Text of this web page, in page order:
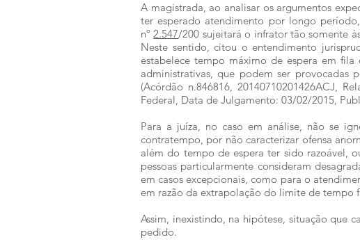
A magistrada, ao analisar os argumentos
ter esperado atendimento por longo
nº2.547/200 sujeitará o infrator tão somente
Neste sentido, citou o entendimento
estabelece tempo máximo de espera em
administrativas, que podem ser provocadas
(Acórdão n.846816, 20140710201426ACJ,
Federal, Data de Julgamento: 03/02/2015,
Para a juíza, no caso em análise, não se
contratempo, por não caracterizar ofensa
além do tempo de espera ter sido razoável,
pessoas particularmente consideram
em casos excepcionais, como para o
em razão da extrapolação do limite de tempo
Assim, inexistindo, na hipótese, situação que
pedido.